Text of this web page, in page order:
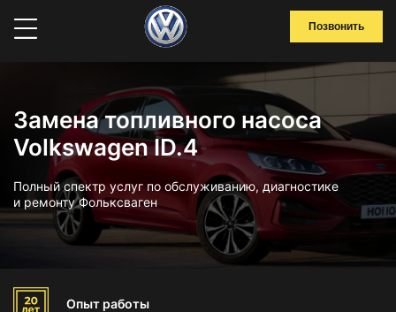
Позвонить
Замена топливного насоса
Volkswagen ID.4
Полный спектр услуг по обслуживанию, диагностике
и ремонту Фольксваген
Опыт работы